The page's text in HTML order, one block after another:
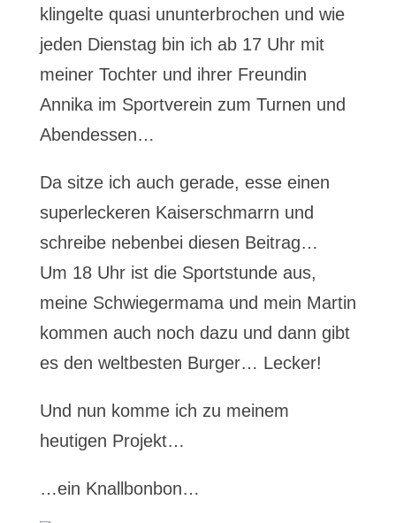
klingelte quasi ununterbrochen und wie
jeden Dienstag bin ich ab 17 Uhr mit
meiner Tochter und ihrer Freundin
Annika im Sportverein zum Turnen und
Abendessen…
Da sitze ich auch gerade, esse einen
superleckeren Kaiserschmarrn und
schreibe nebenbei diesen Beitrag…
Um 18 Uhr ist die Sportstunde aus,
meine Schwiegermama und mein Martin
kommen auch noch dazu und dann gibt
es den weltbesten Burger… Lecker!
Und nun komme ich zu meinem
heutigen Projekt…
…ein Knallbonbon…